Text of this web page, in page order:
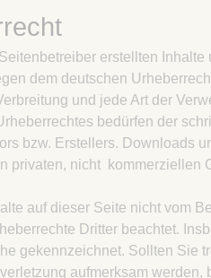
erstellten Inhalte
dem deutschen
und jede Art der
bedürfen der
bzw. Erstellers. Downloads
privaten, nicht kommerziellen
auf dieser Seite nicht vom
Dritter beachtet.
gekennzeichnet. Sollten Sie
aufmerksam werden,